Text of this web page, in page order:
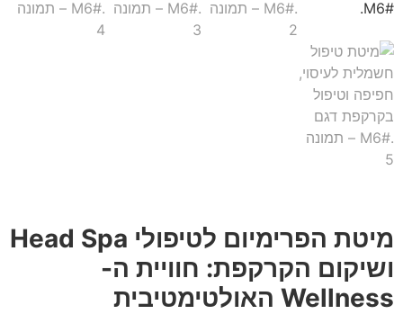
מיטת הפרימיום לטיפולי Head Spa
ושיקום הקרקפת: חוויית ה-
Wellness האולטימטיבית